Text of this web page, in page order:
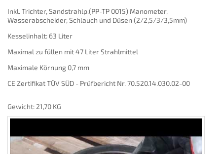
Inkl. Trichter, Sandstrahlp.(PP-TP 0015) Manometer,
Wasserabscheider, Schlauch und Düsen (2/2,5/3/3,5mm)
Kesselinhalt: 63 Liter
Maximal zu füllen mit 47 Liter Strahlmittel
Maximale Körnung 0,7 mm
CE Zertifikat TÜV SÜD - Prüfbericht Nr. 70.520.14.030.02-00
Gewicht: 21,70 KG